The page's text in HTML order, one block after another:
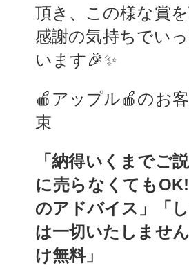
頂き、この様な賞
感謝の気持ちでい
います🎉✨
🍎アップル🍎のお
束
「納得いくまでご
に売らなくても
のアドバイス」「
は一切いたしませ
け無料」